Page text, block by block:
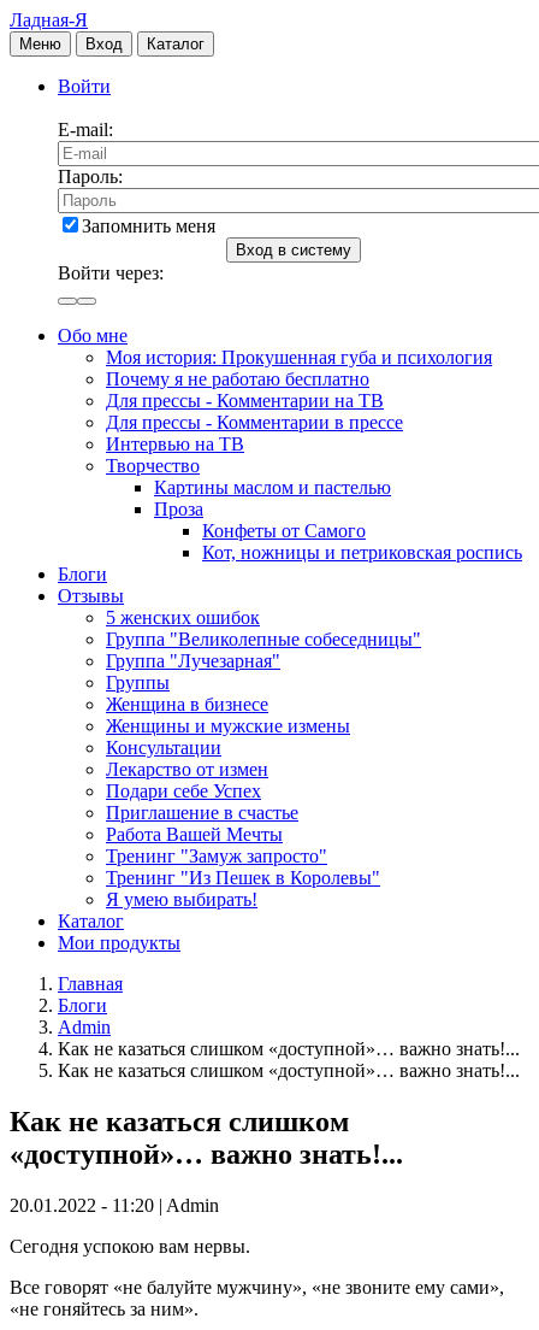
Ладная-Я
Меню Вход Каталог
Войти
E-mail:
Пароль:
Запомнить меня
Вход в систему
Войти через:
Обо мне
Моя история: Прокушенная губа и психология
Почему я не работаю бесплатно
Для прессы - Комментарии на ТВ
Для прессы - Комментарии в прессе
Интервью на ТВ
Творчество
Картины маслом и пастелью
Проза
Конфеты от Самого
Кот, ножницы и петриковская роспись
Блоги
Отзывы
5 женских ошибок
Группа "Великолепные собеседницы"
Группа "Лучезарная"
Группы
Женщина в бизнесе
Женщины и мужские измены
Консультации
Лекарство от измен
Подари себе Успех
Приглашение в счастье
Работа Вашей Мечты
Тренинг "Замуж запросто"
Тренинг "Из Пешек в Королевы"
Я умею выбирать!
Каталог
Мои продукты
Главная
Блоги
Admin
Как не казаться слишком «доступной»… важно знать!...
Как не казаться слишком «доступной»… важно знать!...
Как не казаться слишком
«доступной»… важно знать!...
20.01.2022 - 11:20 | Admin
Сегодня успокою вам нервы.
Все говорят «не балуйте мужчину», «не звоните ему сами»,
«не гоняйтесь за ним».